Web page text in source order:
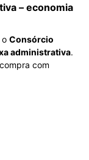
– economia
o Consórcio
administrativa.
com